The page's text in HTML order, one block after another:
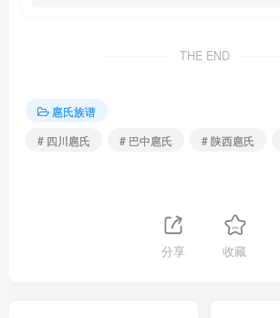
THE END
扈氏族谱
# 四川扈氏
# 巴中扈氏 # 陕西扈氏
分享 收藏